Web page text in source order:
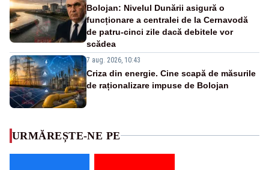
Bolojan: Nivelul Dunării asigură o
funcționare a centralei de la Cernavodă
de patru-cinci zile dacă debitele vor
scădea
7 aug. 2026, 10:43
Criza din energie. Cine scapă de măsurile
de raționalizare impuse de Bolojan
URMĂREȘTE-NE PE